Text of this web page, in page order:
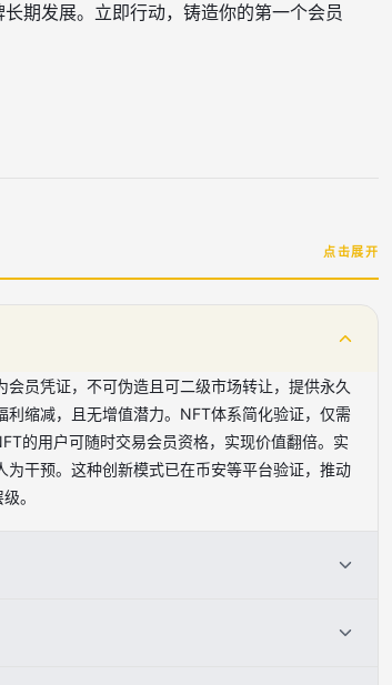
期发展。立即行动，铸造你的第一个会员
点击展开
员凭证，不可伪造且可二级市场转让，提供永久
缩减，且无增值潜力。NFT体系简化验证，仅需
的用户可随时交易会员资格，实现价值翻倍。实
干预。这种创新模式已在币安等平台验证，推动
。
；2.用Polygon链铸造ERC-721 NFT；3.前端集